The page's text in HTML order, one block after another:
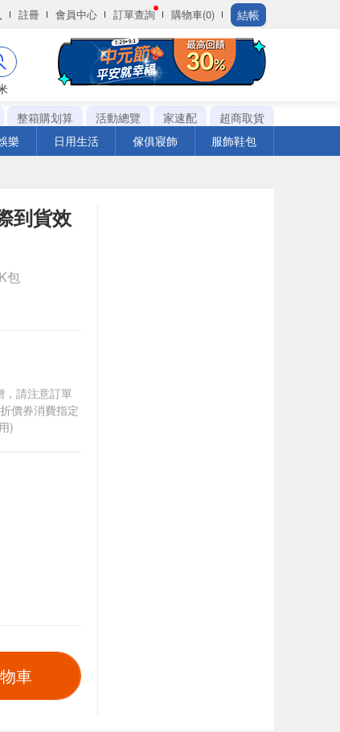
註冊 會員中心 訂單查詢 購物車(0) 結帳
整箱購划算 活動總覽 家速配
超商取貨
樂 日用生活 傢俱寢飾 服飾鞋包
到貨效
包
，請注意訂單
價券消費指定
)
車